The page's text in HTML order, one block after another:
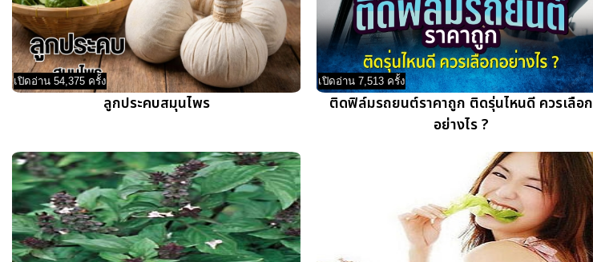
เปิดอ่าน 54,375 ครั้ง
ลูกประคบสมุนไพร
เปิดอ่าน 7,513 ครั้ง
ติดฟิล์มรถยนต์ราคาถูก ติดรุ่นไหนดี ควรเลือก
อย่างไร ?